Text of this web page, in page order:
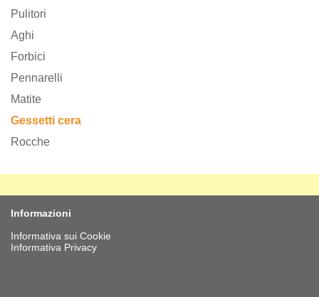
Pulitori
Aghi
Forbici
Pennarelli
Matite
Gessetti cera
Rocche
Informazioni
Informativa sui Cookie
Informativa Privacy